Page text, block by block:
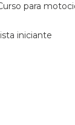
curso para
iniciante